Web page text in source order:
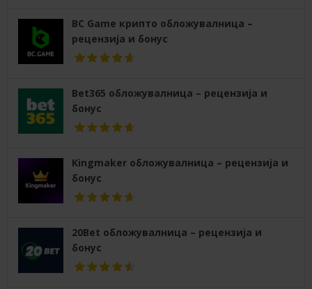
BC Game крипто обложувалница –
рецензија и бонус
Bet365 обложувалница – рецензија и
бонус
Kingmaker обложувалница – рецензија и
бонус
20Bet обложувалница – рецензија и
бонус